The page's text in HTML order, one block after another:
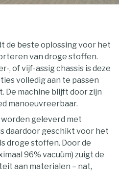
de beste oplossing voor het
van droge stoffen.
, of vijf-assig chassis is deze
volledig aan te passen
De machine blijft door zijn
manoeuvreerbaar.
geleverd met
daardoor geschikt voor het
droge stoffen. Door de
96% vacuüm) zuigt de
aan materialen – nat,